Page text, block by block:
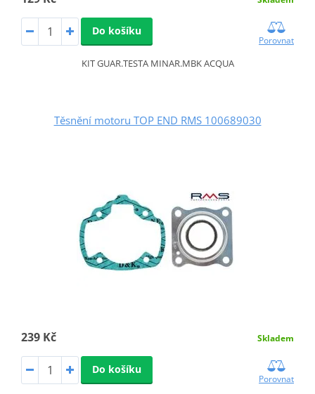
Do košíku
Porovnat
KIT GUAR.TESTA MINAR.MBK ACQUA
Těsnění motoru TOP END RMS 100689030
239 Kč Skladem
Do košíku
Porovnat